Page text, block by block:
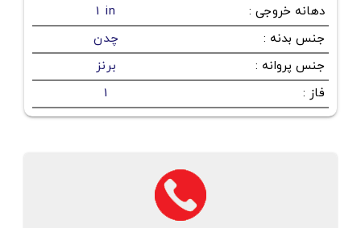
دهانه خروجی :
1 in
جنس بدنه :
چدن
جنس پروانه :
برنز
فاز :
1